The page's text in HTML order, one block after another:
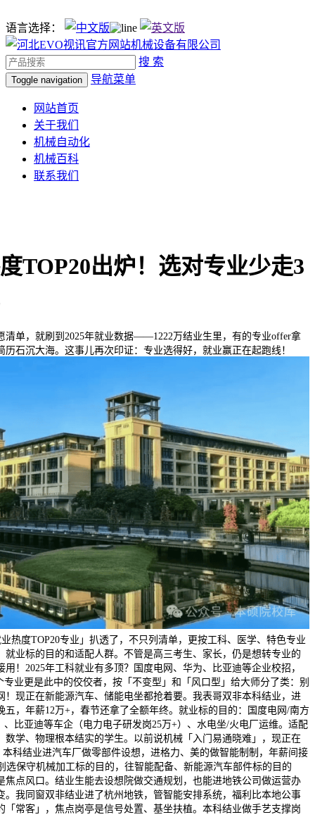
语言选择：
搜 索
Toggle navigation 导航菜单
网站首页
关于我们
机械自动化
机械百科
联系我们
TOP20出炉！选对专业少走3
，就刷到2025年就业数据——1222万结业生里，有的专业offer拿
石沉大海。这事儿再次印证：专业选得好，就业赢正在起跑线！
热度TOP20专业」扒透了，不只列清单，更按工科、医学、特色专业
就业标的目的和适配人群。不管是高三考生、家长，仍是想转专业的
！2025年工科就业有多顶？国度电网、华为、比亚迪等企业校招，
专业更是此中的佼佼者，按「不变型」和「风口型」给大师分了类：别
！现正在新能源汽车、储能电坐都抢着要。我表哥双非本科结业，进
五，年薪12万+，春节还拿了全额年终。就业标的目的：国度电网/南方
、比亚迪等车企（电力电子研发岗25万+）、水电坐/火电厂运维。适配
数学、物理根本结实的学生。以前说机械「入门易通晓难」，现正在
科结业进汽车厂做零部件设想，进格力、美的做智能制制，年薪间接
选保守机械加工标的目的，往智能配备、新能源汽车部件标的目的
焦点风口。结业生能去设想院做交通规划，也能进地铁公司做运营办
。我同窗双非结业进了杭州地铁，管智能安排系统，福利比本地公事
「常客」，焦点岗亭是信号处置、基坐扶植。本科结业做手艺支撑岗